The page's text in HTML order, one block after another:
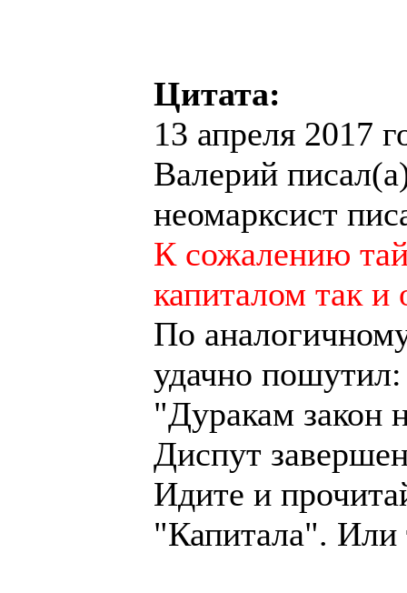
Цитата:
13 апреля 2017
Валерий
неомарксист
К сожалению
капиталом так и
По
удачно пошутил:
"Дуракам закон
Диспут
Идите и
"Капитала". Или